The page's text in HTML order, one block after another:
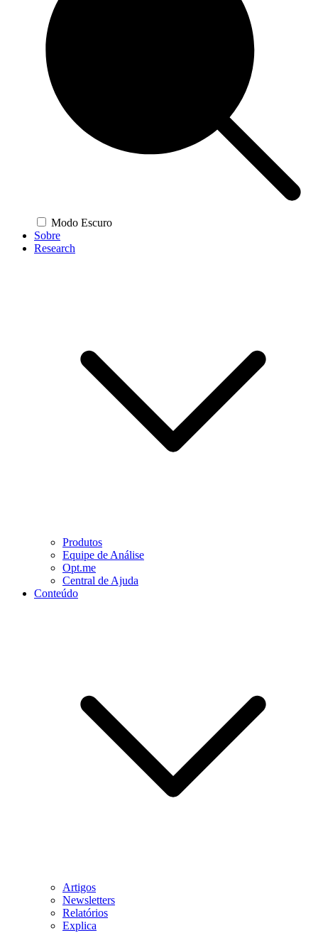
Modo Escuro
Sobre
Research
Produtos
Equipe de Análise
Opt.me
Central de Ajuda
Conteúdo
Artigos
Newsletters
Relatórios
Explica